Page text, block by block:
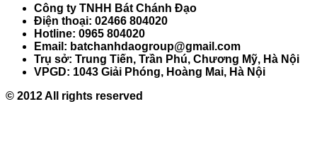
Công ty TNHH Bát Chánh Đạo
Điện thoại: 02466 804020
Hotline: 0965 804020
Email: batchanhdaogroup@gmail.com
Trụ sở: Trung Tiến, Trần Phú, Chương Mỹ, Hà Nội
VPGD: 1043 Giải Phóng, Hoàng Mai, Hà Nội
© 2012 All rights reserved